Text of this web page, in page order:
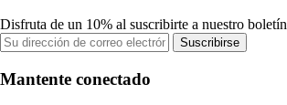
Disfruta de un 10% al suscribirte a nuestro boletín
Suscribirse
Mantente conectado